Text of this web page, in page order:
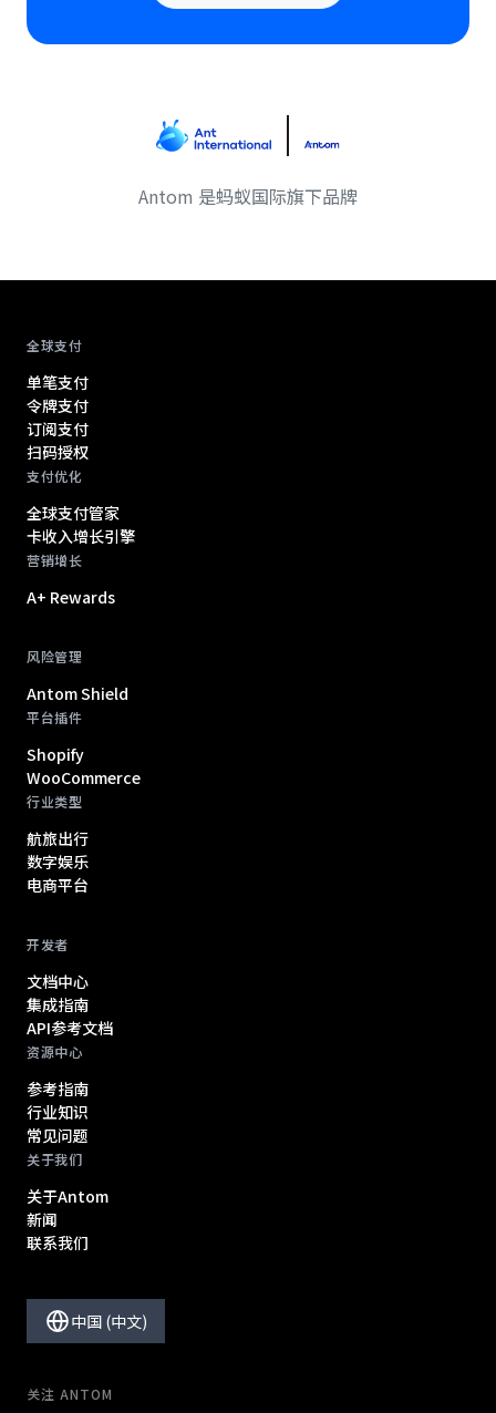
Antom 是蚂蚁国际旗下品牌
全球支付
单笔支付
令牌支付
订阅支付
扫码授权
支付优化
全球支付管家
卡收入增长引擎
营销增长
A+ Rewards
风险管理
Antom Shield
平台插件
Shopify
WooCommerce
行业类型
航旅出行
数字娱乐
电商平台
开发者
文档中心
集成指南
API参考文档
资源中心
参考指南
行业知识
常见问题
关于我们
关于Antom
新闻
联系我们
中国 (中文)
关注 ANTOM